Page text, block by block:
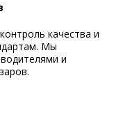
качества и
Мы
и